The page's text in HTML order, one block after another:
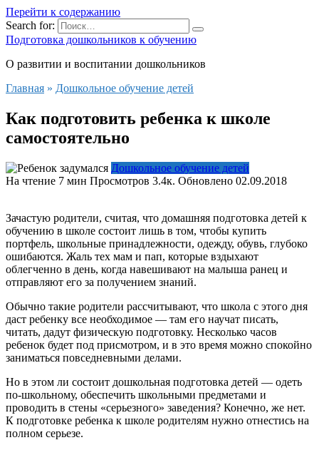
Перейти к содержанию
Search for:
Подготовка дошкольников к обучению
О развитии и воспитании дошкольников
Главная » Дошкольное обучение детей
Как подготовить ребенка к школе
самостоятельно
Дошкольное обучение детей
На чтение 7 мин Просмотров 3.4к. Обновлено 02.09.2018
Зачастую родители, считая, что домашняя подготовка детей к
обучению в школе состоит лишь в том, чтобы купить
портфель, школьные принадлежности, одежду, обувь, глубоко
ошибаются. Жаль тех мам и пап, которые вздыхают
облегченно в день, когда навешивают на малыша ранец и
отправляют его за получением знаний.
Обычно такие родители рассчитывают, что школа с этого дня
даст ребенку все необходимое — там его научат писать,
читать, дадут физическую подготовку. Несколько часов
ребенок будет под присмотром, и в это время можно спокойно
заниматься повседневными делами.
Но в этом ли состоит дошкольная подготовка детей — одеть
по-школьному, обеспечить школьными предметами и
проводить в стены «серьезного» заведения? Конечно, же нет.
К подготовке ребенка к школе родителям нужно отнестись на
полном серьезе.